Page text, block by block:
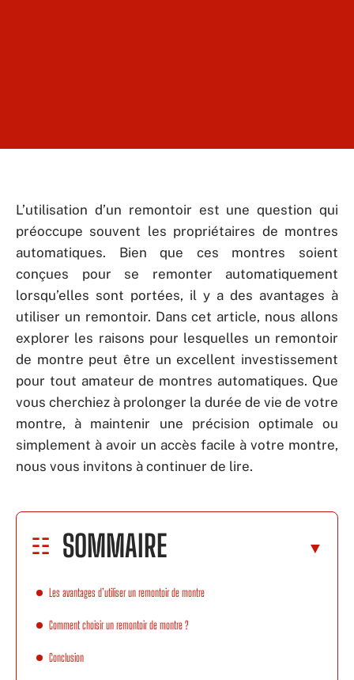
L’utilisation d’un remontoir est une question qui
préoccupe souvent les propriétaires de montres
automatiques. Bien que ces montres soient
conçues pour se remonter automatiquement
lorsqu’elles sont portées, il y a des avantages à
utiliser un remontoir. Dans cet article, nous allons
explorer les raisons pour lesquelles un remontoir
de montre peut être un excellent investissement
pour tout amateur de montres automatiques. Que
vous cherchiez à prolonger la durée de vie de votre
montre, à maintenir une précision optimale ou
simplement à avoir un accès facile à votre montre,
nous vous invitons à continuer de lire.
SOMMAIRE
Les avantages d’utiliser un remontoir de montre
Comment choisir un remontoir de montre ?
Conclusion